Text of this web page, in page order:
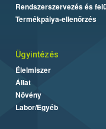
Rendszerszervezés és
Termékpálya-ellenőrzés
Ügyintézés
Élelmiszer
Állat
Növény
Labor/Egyéb